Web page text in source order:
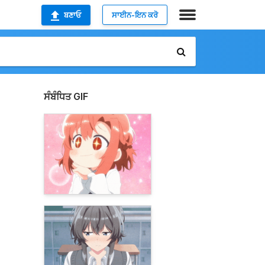
ਬਣਾਓ ਸਾਈਨ-ਇਨ ਕਰੋ
ਸੰਬੰਧਿਤ GIF